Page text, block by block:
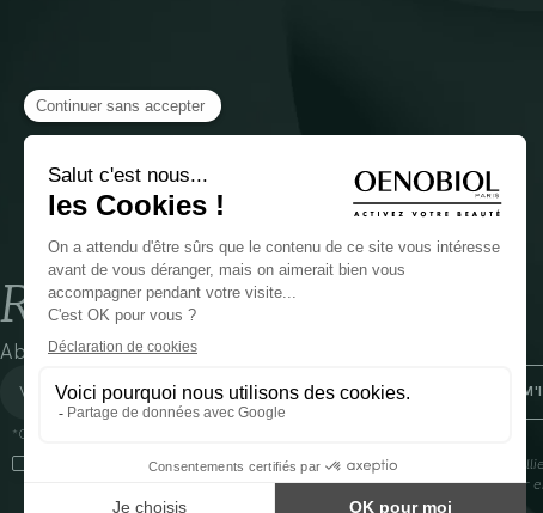
Restez en lien avec nous
Abonnez-vous à notre newsletter
*Champs obligatoires
En cliquant sur cette case, j’accepte que Cooper(1) traite les données
communiquer des informations commerciales sur ses produits et offres. Pour
gestion de vos données et vos droits, rendez-vousici